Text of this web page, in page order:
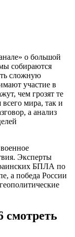
о большой
собираются
сложную
участие в
чем грозят те
мира, так и
а анализ
Эксперты
БПЛА по
а победа России
смотреть